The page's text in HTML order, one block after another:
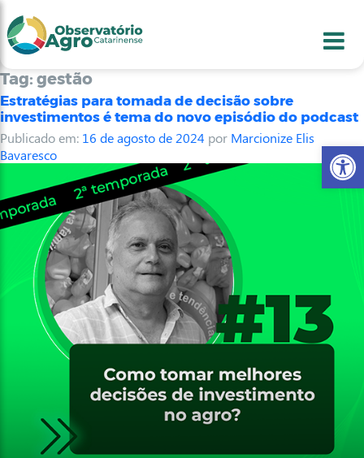
2
3
4
Tag: gestão
Estratégias para tomada de decisão sobre
investimentos é tema do novo episódio do podcast
Publicado em: 16 de agosto de 2024 por Marcionize Elis
Bavaresco